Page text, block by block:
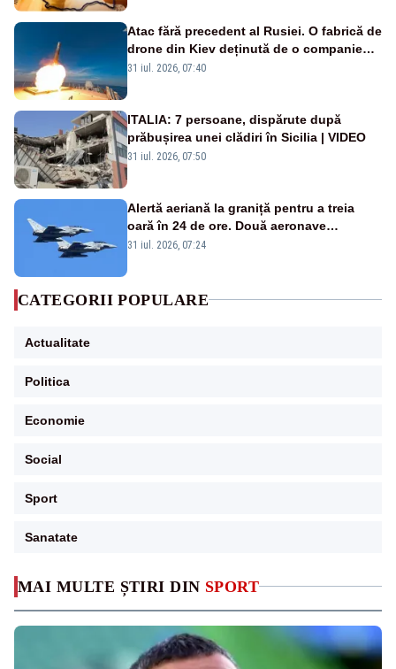
MAI MULTE ȘTIRI DIN SPORT
Atac fără precedent al Rusiei. O fabrică de
drone din Kiev deținută de o companie
americană, distrusă de o rachetă
31 iul. 2026, 07:40
ITALIA: 7 persoane, dispărute după
prăbușirea unei clădiri în Sicilia | VIDEO
31 iul. 2026, 07:50
Alertă aeriană la graniță pentru a treia
oară în 24 de ore. Două aeronave
Eurofighter britanice au fost ridicate de la
31 iul. 2026, 07:24
CATEGORII POPULARE
Actualitate
Politica
Economie
Social
Sport
Sanatate